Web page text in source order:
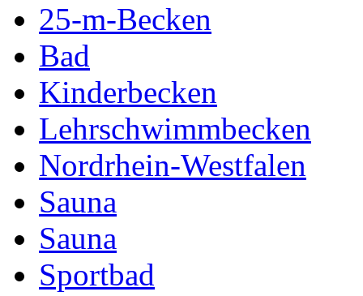
25-m-Becken
Bad
Kinderbecken
Lehrschwimmbecken
Nordrhein-Westfalen
Sauna
Sauna
Sportbad